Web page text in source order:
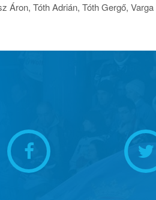
Áron, Tóth Adrián, Tóth Gergő,